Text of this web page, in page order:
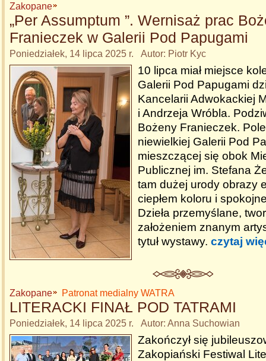
Zakopane
„Per Assumptum ”. Wernisaż prac
Franieczek w Galerii Pod Papugami
Poniedziałek, 14 lipca 2025 r. Autor: Piotr Kyc
10 lipca miał miejsce
Galerii Pod Papugami
Kancelarii Adwokackiej
i Andrzeja Wróbla.
Bożeny Franieczek.
niewielkiej Galerii Pod
mieszczącej się obok
Publicznej im. Stefana
tam dużej urody obrazy
ciepłem koloru i
Dzieła przemyślane,
założeniem znanym
tytuł wystawy. czytaj
Zakopane Patronat medialny WATRA
LITERACKI FINAŁ POD TATRAMI
Poniedziałek, 14 lipca 2025 r. Autor: Anna Suchowian
Zakończył się
Zakopiański Festiwal